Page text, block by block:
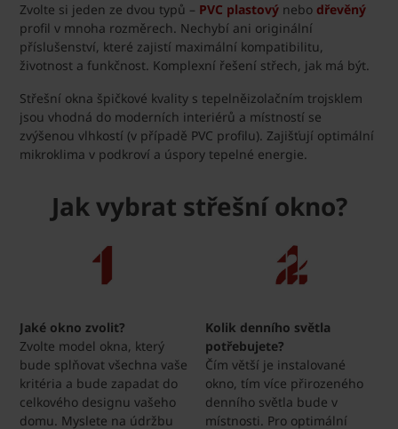
Zvolte si jeden ze dvou typů – PVC plastový nebo dřevěný
profil v mnoha rozměrech. Nechybí ani originální
příslušenství, které zajistí maximální kompatibilitu,
životnost a funkčnost. Komplexní řešení střech, jak má být.
Střešní okna špičkové kvality s tepelněizolačním trojsklem
jsou vhodná do moderních interiérů a místností se
zvýšenou vlhkostí (v případě PVC profilu). Zajišťují optimální
mikroklima v podkroví a úspory tepelné energie.
Jak vybrat střešní okno?
Jaké okno zvolit?
Zvolte model okna, který
bude splňovat všechna vaše
kritéria a bude zapadat do
celkového designu vašeho
domu. Myslete na údržbu
Kolik denního světla
potřebujete?
Čím větší je instalované
okno, tím více přirozeného
denního světla bude v
místnosti. Pro optimální